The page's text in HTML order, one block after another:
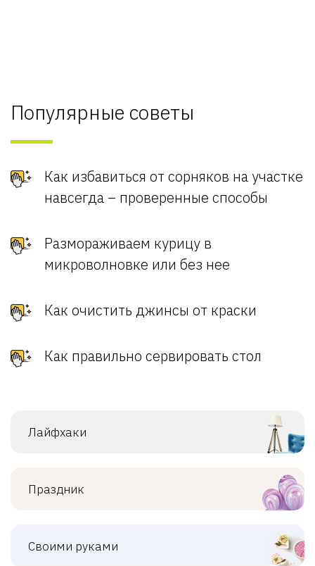
Популярные советы
Как избавиться от сорняков на участке
навсегда – проверенные способы
Размораживаем курицу в
микроволновке или без нее
Как очистить джинсы от краски
Как правильно сервировать стол
Лайфхаки
Праздник
Своими руками